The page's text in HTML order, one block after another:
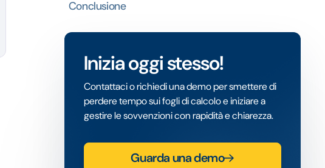
Conclusione
Inizia oggi stesso!
Contattaci o richiedi una demo per smettere di
perdere tempo sui fogli di calcolo e iniziare a
gestire le sovvenzioni con rapidità e chiarezza.
Guarda una demo